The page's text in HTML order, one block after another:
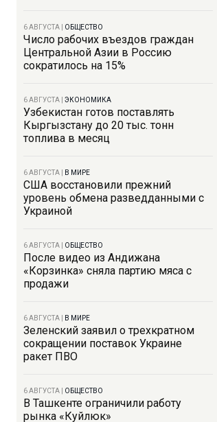
6 АВГУСТА ОБЩЕСТВО
Число рабочих въездов граждан
Центральной Азии в Россию
сократилось на 15%
6 АВГУСТА ЭКОНОМИКА
Узбекистан готов поставлять
Кыргызстану до 20 тыс. тонн
топлива в месяц
6 АВГУСТА В МИРЕ
США восстановили прежний
уровень обмена разведданными с
Украиной
6 АВГУСТА ОБЩЕСТВО
После видео из Андижана
«Корзинка» сняла партию мяса с
продажи
6 АВГУСТА В МИРЕ
Зеленский заявил о трехкратном
сокращении поставок Украине
ракет ПВО
6 АВГУСТА ОБЩЕСТВО
В Ташкенте ограничили работу
рынка «Куйлюк»